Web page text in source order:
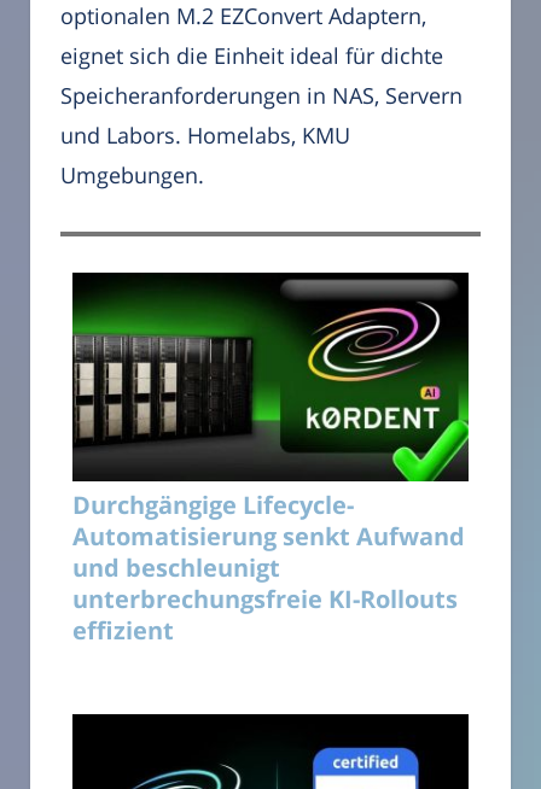
optionalen M.2 EZConvert Adaptern,
eignet sich die Einheit ideal für dichte
Speicheranforderungen in NAS, Servern
und Labors. Homelabs, KMU
Umgebungen.
Durchgängige Lifecycle-
Automatisierung senkt Aufwand
und beschleunigt
unterbrechungsfreie KI-Rollouts
effizient